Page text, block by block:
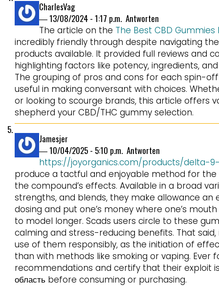
CharlesVag
―13/08/2024 - 1:17 p.m. Antworten
The article on the The Best CBD Gummies
incredibly friendly through despite navigating
products available. It provided full reviews and
highlighting factors like potency, ingredients,
The grouping of pros and cons for each spin-
useful in making conversant with choices.
or looking to scourge brands, this article offers
shepherd your CBD/THC gummy selection.
Jamesjer
―10/04/2025 - 5:10 p.m. Antworten
https://joyorganics.com/products/delta-
produce a tactful and enjoyable method for the
the compound’s effects. Available in a broad
strengths, and blends, they make allowance
dosing and put one’s money where one’s
to model longer. Scads users circle to these
calming and stress-reducing benefits. That said,
use of them responsibly, as the initiation of
than with methods like smoking or vaping. Ever
recommendations and certify that their exploit
область before consuming or purchasing.